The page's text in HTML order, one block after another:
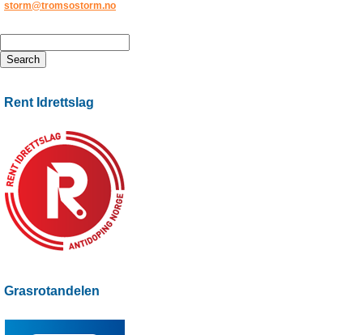
storm@tromsostorm.no
Rent Idrettslag
Grasrotandelen